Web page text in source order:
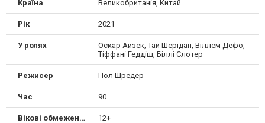
Країна Великобританія, Китай
Рік 2021
У ролях
Оскар Айзек, Тай Шерідан, Віллем Дефо,
Тіффані Геддіш, Біллі Слотер
Режисер Пол Шредер
Час 90
Вікові обмеження 12+